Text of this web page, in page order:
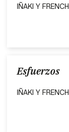
IÑAKI Y
Esfuerzos
IÑAKI Y